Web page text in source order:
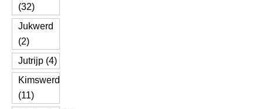
(32)
Jukwerd
(2)
Jutrijp (4)
Kimswerd
(11)